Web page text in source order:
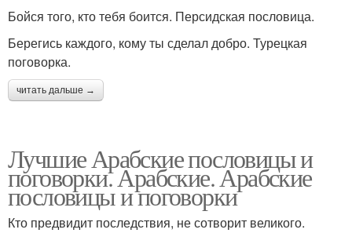
Бойся того, кто тебя боится. Персидская пословица.
Берегись каждого, кому ты сделал добро. Турецкая
поговорка.
читать дальше →
Лучшие Арабские пословицы и
поговорки. Арабские. Арабские
пословицы и поговорки
Кто предвидит последствия, не сотворит великого.